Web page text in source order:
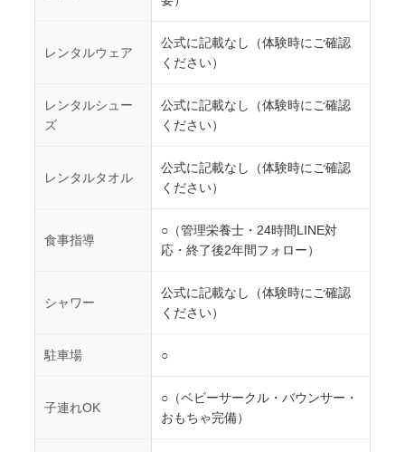
レンタルウェア
公式に記載なし（体験時にご確認
ください）
レンタルシュー
ズ
公式に記載なし（体験時にご確認
ください）
レンタルタオル
公式に記載なし（体験時にご確認
ください）
食事指導
○（管理栄養士・24時間LINE対
応・終了後2年間フォロー）
シャワー
公式に記載なし（体験時にご確認
ください）
駐車場 ○
子連れOK
○（ベビーサークル・バウンサー・
おもちゃ完備）